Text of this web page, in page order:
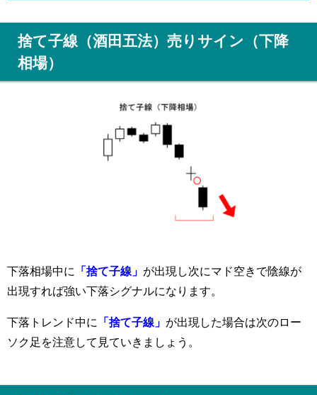
捨て子線（酒田五法）売りサイン（下降
相場）
下落相場中に 「捨て子線」 が出現し次にマド空きで陰線が
出現すれば強い下落シグナルになります。
下落トレンド中に 「捨て子線」 が出現した場合は次のロー
ソク足を注意して見ていきましょう。